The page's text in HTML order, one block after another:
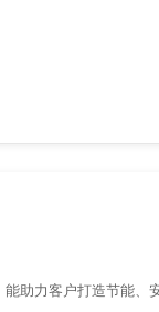
助力客户打造节能、